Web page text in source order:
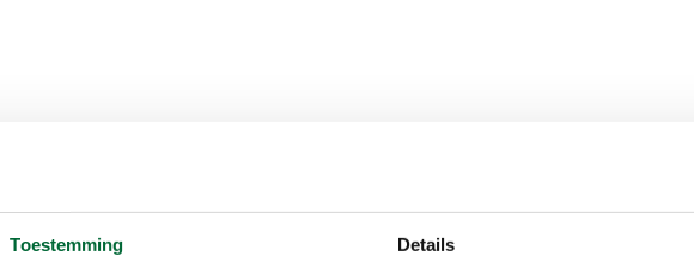
Toestemming Details